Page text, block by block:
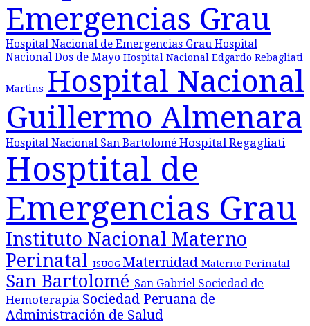
Emergencias Grau
Hospital Nacional de Emergencias Grau Hospital
Nacional Dos de Mayo Hospital Nacional Edgardo Rebagliati
Martins Hospital Nacional
Guillermo Almenara
Hospital Nacional San Bartolomé Hospital Regagliati
Hosptital de
Emergencias Grau
Instituto Nacional Materno
Perinatal ISUOG Maternidad Materno Perinatal
San Bartolomé San Gabriel Sociedad de
Hemoterapia Sociedad Peruana de
Administración de Salud